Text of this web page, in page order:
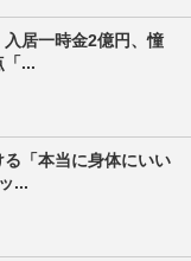
入居一時金2億円、憧
「...
る「本当に身体にいい
...